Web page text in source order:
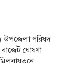
উপজেলা পরিষদ
ঘোষণা